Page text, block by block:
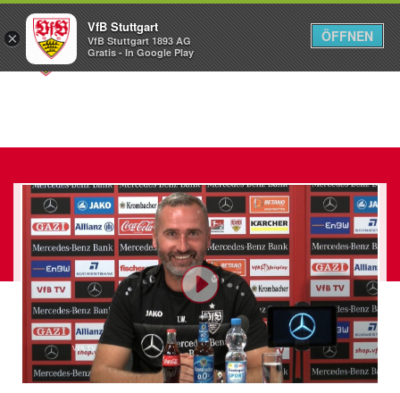
Menü
×
VfB Stuttgart
VfB Stuttgart 1893 AG
Gratis - In Google Play
ÖFFNEN